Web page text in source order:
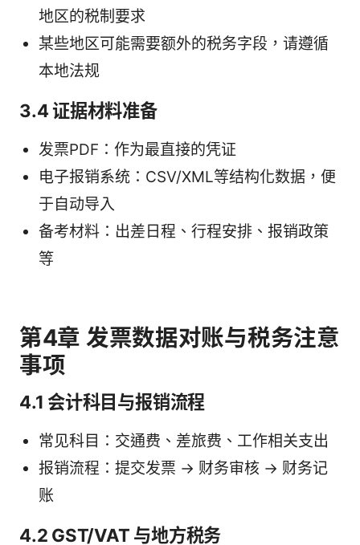
地区的税制要求
某些地区可能需要额外的税务字段，请遵循
本地法规
3.4 证据材料准备
发票PDF：作为最直接的凭证
电子报销系统：CSV/XML等结构化数据，便
于自动导入
备考材料：出差日程、行程安排、报销政策
等
第4章 发票数据对账与税务注意
事项
4.1 会计科目与报销流程
常见科目：交通费、差旅费、工作相关支出
报销流程：提交发票 → 财务审核 → 财务记
账
4.2 GST/VAT 与地方税务